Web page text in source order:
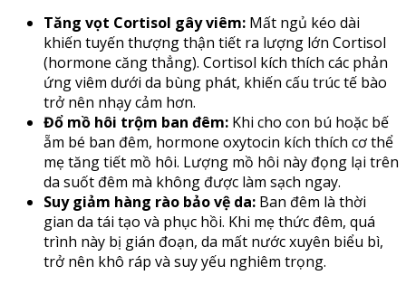
Tăng vọt Cortisol gây viêm: Mất ngủ kéo dài
khiến tuyến thượng thận tiết ra lượng lớn Cortisol
(hormone căng thẳng). Cortisol kích thích các phản
ứng viêm dưới da bùng phát, khiến cấu trúc tế bào
trở nên nhạy cảm hơn.
Đổ mồ hôi trộm ban đêm: Khi cho con bú hoặc bế
ẵm bé ban đêm, hormone oxytocin kích thích cơ thể
mẹ tăng tiết mồ hôi. Lượng mồ hôi này đọng lại trên
da suốt đêm mà không được làm sạch ngay.
Suy giảm hàng rào bảo vệ da: Ban đêm là thời
gian da tái tạo và phục hồi. Khi mẹ thức đêm, quá
trình này bị gián đoạn, da mất nước xuyên biểu bì,
trở nên khô ráp và suy yếu nghiêm trọng.